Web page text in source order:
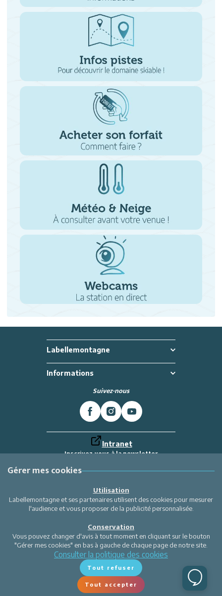
Labellemontagne
Informations
Suivez-nous
Intranet
Inscrivez-vous à la newsletter
Labellemontagne
Site réalisé par Valraiso
Gérer mes cookies
Utilisation
Labellemontagne et ses partenaires utilisent des cookies pour mesurer
l'audience et vous proposer de la publicité personnalisée.
Conservation
Vous pouvez changer d'avis à tout moment en cliquant sur le bouton
"Gérer mes cookies" en bas à gauche de chaque page de notre site.
Consulter la politique des cookies
Tout refuser
Tout accepter